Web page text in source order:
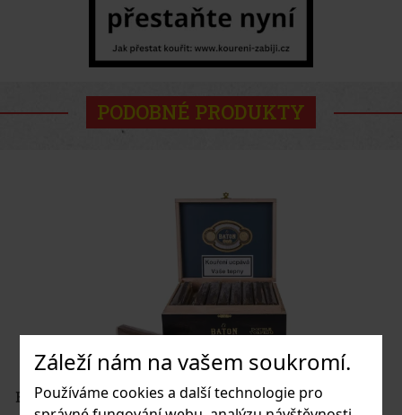
Záleží nám na vašem soukromí.
Používáme cookies a další technologie pro
PODOBNÉ PRODUKTY
El Baton Double Torpedo 1/25